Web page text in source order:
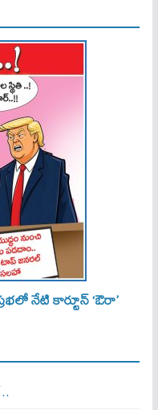
నేటి కార్టూన్ ‘ఔరా’